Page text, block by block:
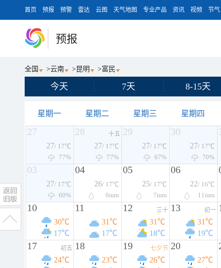
首页 预报 预警 雷达 云图 天气地图 专业产品 资讯 视频 节气
预报
全国 >云南 > 昆明 >富民
今天 7天 8-15天
星期一 星期二 星期三 星期四
27
27/ 17℃
77%
28 十五
27/ 17℃
77%
29
27/ 17℃
67%
30
27/ 17℃
70%
03
27/ 17℃
60%
04
26/ 17℃
0mm
05
25/ 17℃
7mm
06
22/ 16℃
11mm
10
30℃
17℃
11
31℃
17℃
12 三十
31℃
18℃
13 初一
31℃
19℃
17 初五
24℃
18
23℃
19 七夕节
26℃
20
27℃